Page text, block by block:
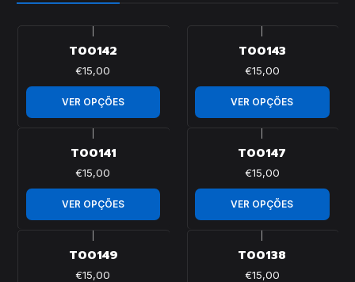
T00142
€15,00
VER OPÇÕES
T00143
€15,00
VER OPÇÕES
T00141
€15,00
VER OPÇÕES
T00147
€15,00
VER OPÇÕES
T00149
€15,00
T00138
€15,00